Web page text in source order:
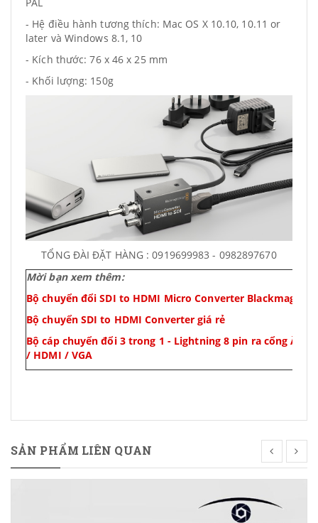
- Hệ điều hành tương thích: Mac OS X 10.10, 10.11 or
later và Windows 8.1, 10
- Kích thước: 76 x 46 x 25 mm
- Khối lượng: 150g
TỔNG ĐÀI ĐẶT HÀNG : 0919699983 - 0982897670
Mời bạn xem thêm:
Bộ chuyển đổi SDI to HDMI Micro Converter Blackmagic
Bộ chuyển SDI to HDMI Converter giá rẻ
Bộ cáp chuyển đổi 3 trong 1 - Lightning 8 pin ra cổng Âm
/ HDMI / VGA
SẢN PHẨM LIÊN QUAN